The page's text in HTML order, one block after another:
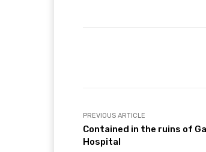
PREVIOUS ARTICLE
Contained in the ruins of
Hospital